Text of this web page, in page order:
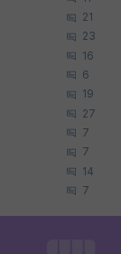
21
23
16
6
19
27
7
7
14
7